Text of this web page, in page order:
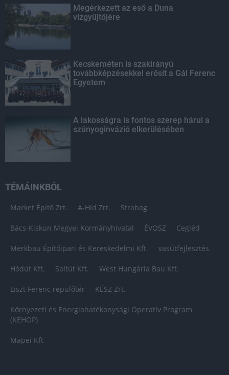
Megérkezett az eső a Duna
vízgyűjtőjére
Kecskeméten is szakirányú
továbbképzésekkel erősít a Gál Ferenc
Egyetem
A lakosságra is fontos szerep hárul a
szúnyoginvázió elkerülésében
TÉMÁINKBÓL
Market Építő Zrt. A-Híd Zrt. Strabag
Bács-Kiskun Megyei Kormányhivatal ÉVOSZ Cegléd
Merkbau Építőipari és Kereskedelmi Kft. vasútfejlesztés
Hódút Kft. Soltút Kft. West Hungária Bau Kft.
Liszt Ferenc repülőtér KÉSZ Zrt.
Környezeti és Energiahatékonysági Operatív Program
(KEHOP)
Mapei Kft